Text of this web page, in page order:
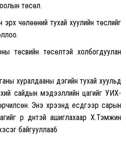
төсөл.
эрх чөлөөний тухай хуулийн төслийг
төсвийн төсөлтэй холбогдуулан
хуралдааны дэгийн тухай хуульд
сайдын мэдээллийн цагийг УИХ-
Энэ хүрээнд есдүгээр сарын
үр дүнтэй ашиглахаар Х.Тэмүүжин
байгууллаа6